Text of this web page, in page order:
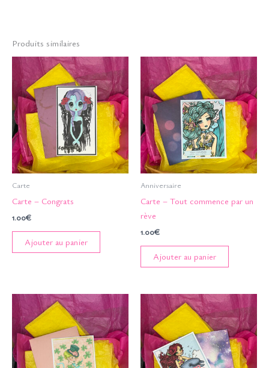
Produits similaires
Carte
Carte – Congrats
1.00€
Ajouter au panier
Anniversaire
Carte – Tout commence par un
rève
1.00€
Ajouter au panier